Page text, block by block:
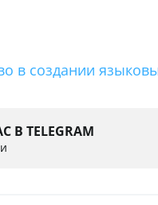
в создании
TELEGRAM